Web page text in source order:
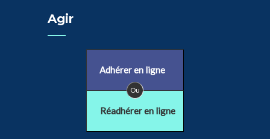
Agir
Adhérer en ligne
Ou
Réadhérer en ligne